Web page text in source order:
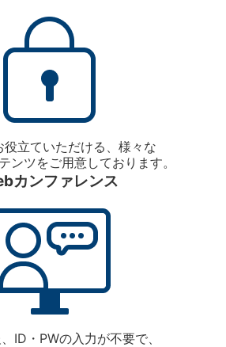
役立ていただける、様々な
ンツをご用意しております。
カンファレンス
ID・PWの入力が不要で、